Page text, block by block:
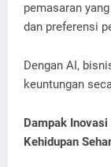
pemasaran
dan preferensi
Dengan AI,
keuntungan
Dampak
Kehidupan